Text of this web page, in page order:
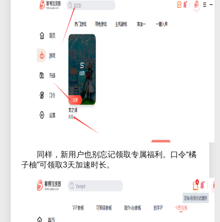
同样，新用户也别忘记领取专属福利。口令“橘
子柚”可领取3天加速时长。